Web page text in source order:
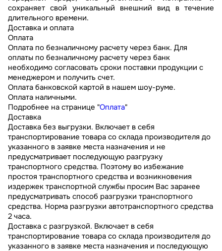
сохраняет свой уникальный внешний вид в течение
длительного времени.
Доставка и оплата
Оплата
Оплата по безналичному расчету через банк. Для
оплаты по безналичному расчету через банк
необходимо согласовать сроки поставки продукции с
менеджером и получить счет.
Оплата банковской картой в нашем шоу-руме.
Оплата наличными.
Подробнее на странице "Оплата"
Доставка
Доставка без выгрузки. Включает в себя
транспортирование товара со склада производителя до
указанного в заявке места назначения и не
предусматривает последующую разгрузку
транспортного средства. Поэтому во избежание
простоя транспортного средства и возникновения
издержек транспортной службы просим Вас заранее
предусматривать способ разгрузки транспортного
средства. Норма разгрузки автотранспортного средства
2 часа.
Доставка с разгрузкой. Включает в себя
транспортирование товара со склада производителя до
указанного в заявке места назначения и последующую